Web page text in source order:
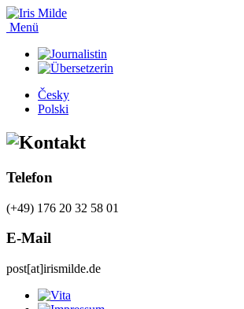
Menü
Česky
Polski
Telefon
(+49) 176 20 32 58 01
E-Mail
post[at]irismilde.de